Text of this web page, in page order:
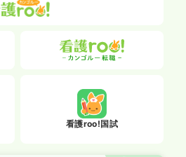
看護roo!国試